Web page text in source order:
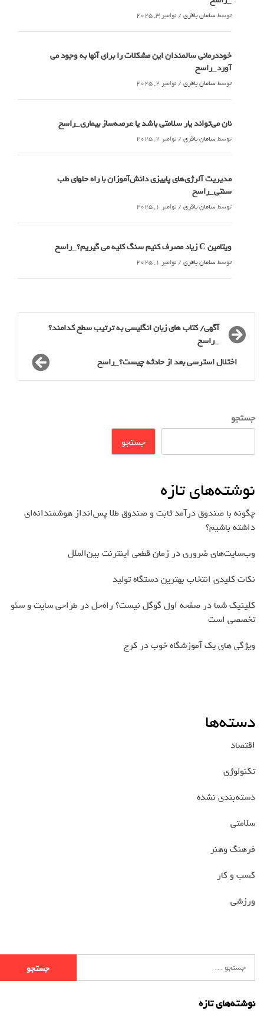
توسطسامان باقری / نوامبر 3, 2025
خوددرمانی سالمندان این مشکلات را برای آنها به وجود می
آورد_راسخ
توسطسامان باقری / نوامبر 2, 2025
نان می‌تواند یار سلامتی باشد یا عرصه‌ساز بیماری_راسخ
توسطسامان باقری / نوامبر 2, 2025
مدیریت آلرژی‌های پاییزی دانش‌آموزان با راه حلهای طب
سنتی_راسخ
توسطسامان باقری / نوامبر 1, 2025
ویتامین C زیاد مصرف کنیم سنگ کلیه می گیریم؟_راسخ
توسطسامان باقری / نوامبر 1, 2025
آگهی/ کتاب های زبان انگلیسی به ترتیب سطح کدامند؟
_راسخ
اختلال استرسی بعد از حادثه چیست؟_راسخ
جستجو
جستجو
نوشته‌های تازه
چگونه با صندوق درآمد ثابت و صندوق طلا پس‌انداز هوشمندانه‌ای
داشته باشیم؟
وب‌سایت‌های ضروری در زمان قطعی اینترنت بین‌الملل
نکات کلیدی انتخاب بهترین دستگاه تولید
کلینیک شما در صفحه اول گوگل نیست؟ راه‌حل در طراحی سایت و سئو
تخصصی است
ویژگی های یک آموزشگاه خوب در کرج
دسته‌ها
اقتصاد
تکنولوژی
دسته‌بندی نشده
سلامتی
فرهنگ وهنر
کسب و کار
ورزشی
نوشته‌های تازه